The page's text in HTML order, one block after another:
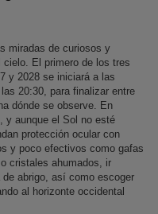
miradas de curiosos y
El primero de los tres
y 2028 se iniciará a las
20:30, para finalizar entre
dónde se observe. En
y aunque el Sol no esté
protección ocular con
y poco efectivos como gafas
cristales ahumados, ir
abrigo, así como escoger
al horizonte occidental